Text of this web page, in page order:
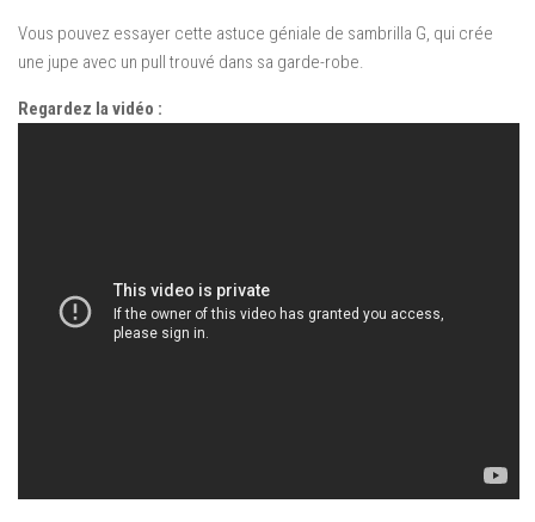
Vous pouvez essayer cette astuce géniale de sambrilla G, qui crée
une jupe avec un pull trouvé dans sa garde-robe.
Regardez la vidéo :